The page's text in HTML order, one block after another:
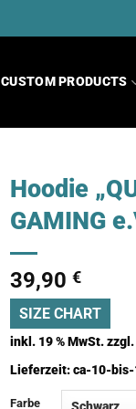
CUSTOM PRODUCTS
Hoodie
GAMING
39,90 €
SIZE CHART
inkl. 19 % MwSt.zzgl.
Lieferzeit:ca-10-
Farbe